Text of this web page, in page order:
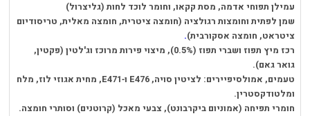
עמילן תפוחי אדמה, מסת קקאו, וחומר לוכד לחות (גליצרול)
שמן לפתית וחומצות רגולציה (חומצה ציטרית, חומצה מאלית, טריסודיום
ציטראט, חומצה אסקורבית).
רכז מיץ תפוז ושברי תפוז (0.5%), מיצוי פירות מרוכז וג'לטין (פקטין,
גואר גאם).
טעמים, אמולסיפיירים: לציטין סויה, E476 ו‑E471, מחית אגוזי לוז, מלח
ומלטודקסטרין.
חומרי תפיחה (אמוניום ביקרבונט), צבעי מאכל (קרוטנים) וסותרי חומצה.